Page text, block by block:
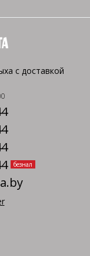
с доставкой
безнал